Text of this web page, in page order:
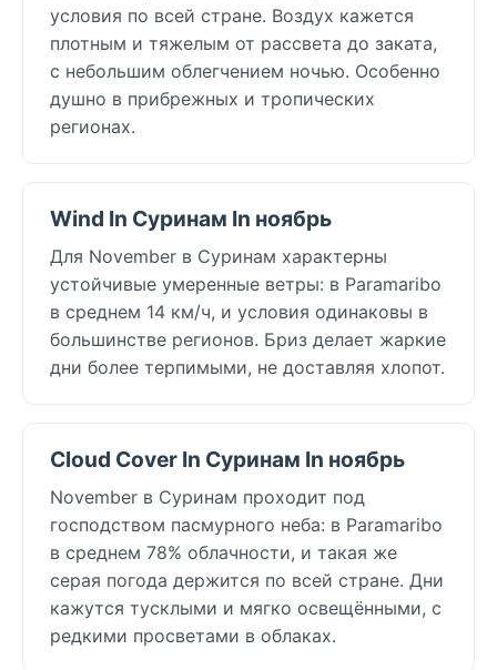
условия по всей стране. Воздух кажется
плотным и тяжелым от рассвета до заката,
с небольшим облегчением ночью. Особенно
душно в прибрежных и тропических
регионах.
Wind In Суринам In ноябрь
Для November в Суринам характерны
устойчивые умеренные ветры: в Paramaribo
в среднем 14 км/ч, и условия одинаковы в
большинстве регионов. Бриз делает жаркие
дни более терпимыми, не доставляя хлопот.
Cloud Cover In Суринам In ноябрь
November в Суринам проходит под
господством пасмурного неба: в Paramaribo
в среднем 78% облачности, и такая же
серая погода держится по всей стране. Дни
кажутся тусклыми и мягко освещёнными, с
редкими просветами в облаках.